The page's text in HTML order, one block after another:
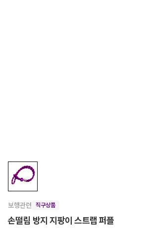
보행관련 직구상품
손떨림 방지 지팡이 스트랩 퍼플